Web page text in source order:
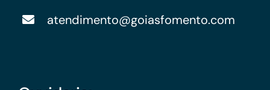
atendimento@goiasfomento.com